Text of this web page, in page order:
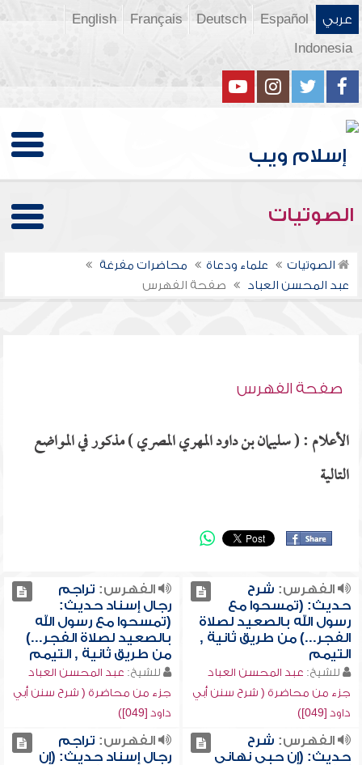
عربي Español
Deutsch
Français
English
Indonesia
الصوتيات
الصوتيات علماء ودعاة
محاضرات مفرغة
عبد المحسن العباد
صفحة الفهرس
صفحة الفهرس
الأعلام : ( سليمان بن داود المهري المصري ) مذكور في المواضع
التالية
الفهرس: شرح
حديث: (تمسحوا مع
رسول الله بالصعيد لصلاة
الفجر...) من طريق ثانية ,
التيمم
للشيخ: عبد المحسن العباد
جزء من محاضرة ( شرح سنن أبي
داود [049])
الفهرس: تراجم
رجال إسناد حديث:
(تمسحوا مع رسول الله
بالصعيد لصلاة الفجر...)
من طريق ثانية , التيمم
للشيخ: عبد المحسن العباد
جزء من محاضرة ( شرح سنن أبي
داود [049])
الفهرس: شرح
حديث: (إن حبي نهاني
الفهرس: تراجم
رجال إسناد حديث: (إن